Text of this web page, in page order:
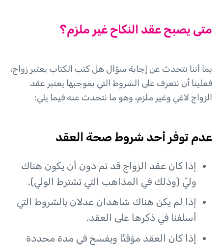
متى يصبح عقد النكاح غير ملزم؟
بما أننا نتحدث عن إجابة سؤال هل كتب الكتاب يعتبر زواج،
فعلينا أن نتعرف على الشروط التي بموجبها يعتبر عقد
الزواج لاغي وغير ملزم، وهو ما نتحدث عنه فيما يلي:
عدم توفر أحد شروط صحة العقد
إذا كان عقد الزواج قد تم دون أن يكون هناك
وليّ (وذلك في المذاهب التي تشترط الولي).
إذا لم يكن هناك شاهدان عدلان بالشروط التي
أسلفنا في ذكرها على العقد.
إذا كان العقد مؤقتًا ويفسخ في مدة محددة